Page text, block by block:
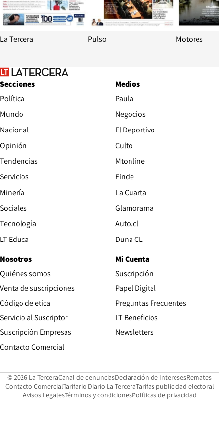
La Tercera Pulso Motores
Secciones
Política
Mundo
Nacional
Opinión
Tendencias
Servicios
Minería
Sociales
Tecnología
LT Educa
Medios
Paula
Negocios
El Deportivo
Culto
Mtonline
Finde
La Cuarta
Glamorama
Auto.clOpens in new window
Duna CLOpens in new window
Nosotros
Quiénes somos
Venta de suscripciones
Código de etica Opens in new window
Servicio al Suscriptor
Suscripción Empresas
Contacto ComercialOpens in new window
Mi Cuenta
Suscripción
Papel DigitalOpens in new
Preguntas Frecuentes
LT Beneficios
Newsletters
© 2026 La TerceraCanal de denunciasOpens in new window
Declaración de InteresesOpens in
Remates
Contacto ComercialOpens in new window
Tarifario Diario La TerceraOpens in new window
Tarifas publicidad electoral
Avisos LegalesOpens in new window
Términos y condicionesPolíticas de privacidad